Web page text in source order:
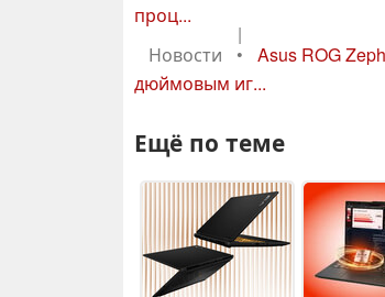
проц...
|
Новости
•
Asus ROG
дюймовым иг...
Ещё по теме